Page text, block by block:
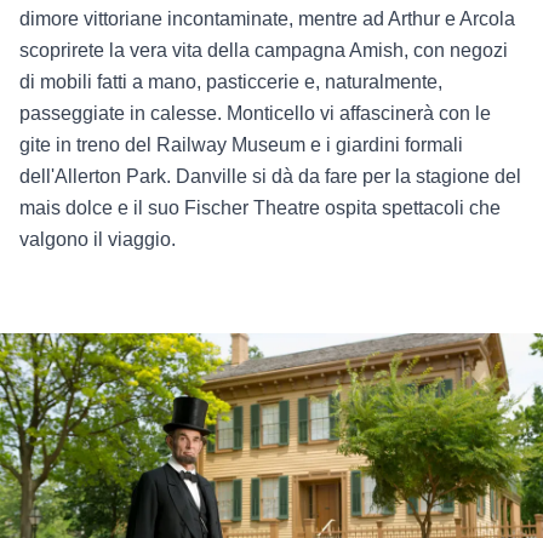
dimore vittoriane incontaminate, mentre ad Arthur e Arcola
scoprirete la vera vita della campagna Amish, con negozi
di mobili fatti a mano, pasticcerie e, naturalmente,
passeggiate in calesse. Monticello vi affascinerà con le
gite in treno del Railway Museum e i giardini formali
dell'Allerton Park. Danville si dà da fare per la stagione del
mais dolce e il suo Fischer Theatre ospita spettacoli che
valgono il viaggio.